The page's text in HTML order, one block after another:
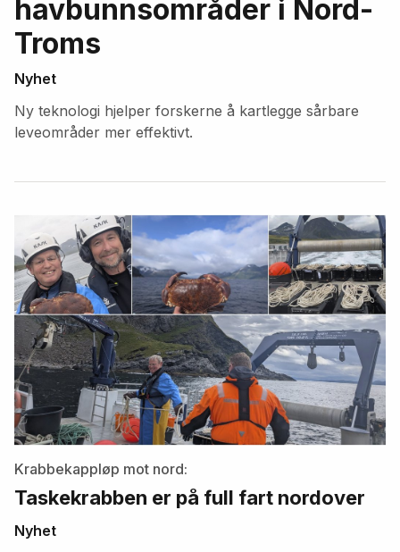
havbunnsområder i Nord-
Troms
Nyhet
Ny teknologi hjelper forskerne å kartlegge sårbare
leveområder mer effektivt.
Krabbekappløp mot nord:
Taskekrabben er på full fart nordover
Nyhet